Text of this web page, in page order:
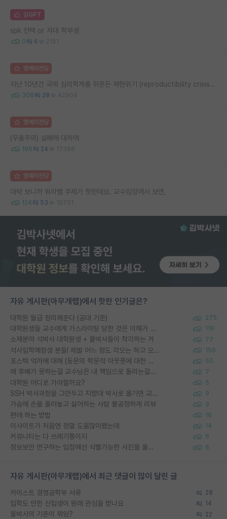
김GPT
spk 컨택 or 자대 학부생
0 6 2151
명예의전당
지난 10년간 국제 심리학계를 뒤흔든 재현위기 (reproductibility crisis) 요약 (1편)
306 28 42904
명예의전당
(우울주의) 실패에 대하여
195 24 17388
명예의전당
대략 보니까 워라밸 주제가 핫한데요. 교수입장에서 보면,
124 53 19701
자유 게시판(아무개랩)에서 핫한 인기글은?
대학원 월급 정리해준다 (공대 기준) 275
대학원생들 교수에게 가스라이팅 당한 것은 이해가 갑니다. 안타깝네요. 119
소재분야 석박사 대학원생 + 물박사들이 착각하는 거 77
석사입학예정생 분들! 제발 어느 정도 각오는 하고 오세요. 156
포스텍 억까에 대해 (동문의 학문적 아웃풋에 대한 반박) 50
왜 후배가 못하는걸 교수님은 내 책임으로 돌리는걸까요? 7
대학원 어디로 가야할까요? 5
SSH 박사과정을 그만두고 지방대 박사로 옮기면 교수의 꿈은 끝일까요? 9
가슴에 손을 올려놓고 싫어하는 사람 불공정하게 리뷰 9
편애 하는 방법 16
이사이트가 처음엔 정말 도움많이됐는데 14
커뮤니티는 다 쓰레기통이지 6
정보보안 연구하는 입장에선 식별가능한 사진을 올리는건 비추이긴함 6
자유 게시판(아무개랩)에서 최근 댓글이 많이 달린 글
카이스트 경영공학부 서류 28
입학도 안한 신입생이 원래 관심을 받나요 14
물박사의 기준이 뭐임? 22